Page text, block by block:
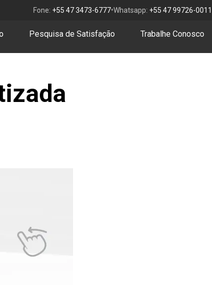
Fone: +55 47 3473-6777•Whatsapp: +55 47 99726-0011
Pesquisa de Satisfação Trabalhe Conosco